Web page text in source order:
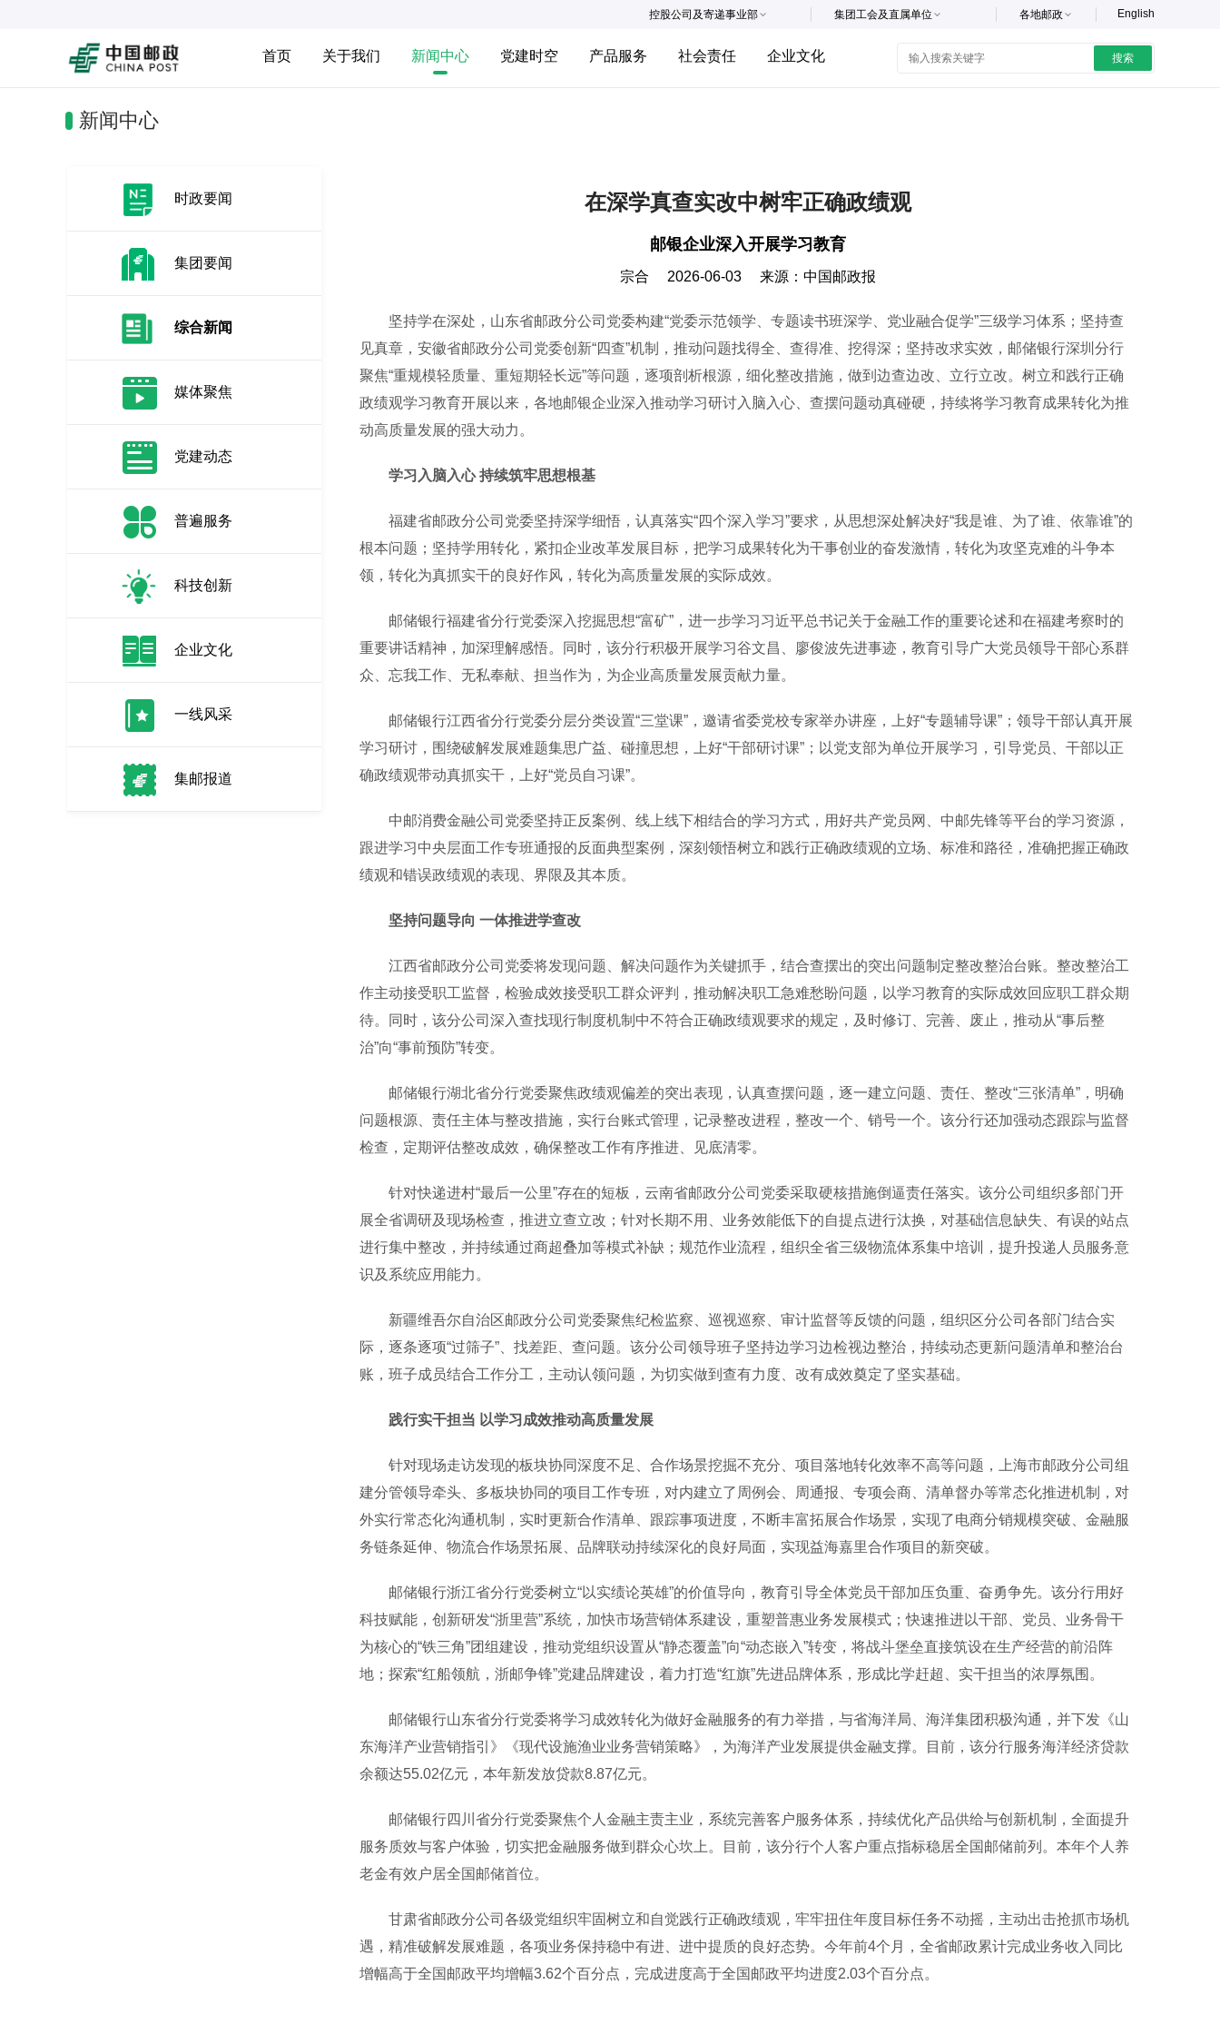
English
各地邮政
集团工会及直属单位
控股公司及寄递事业部
首页 关于我们 新闻中心 党建时空 产品服务 社会责任 企业文化 搜索
新闻中心
时政要闻
集团要闻
综合新闻
媒体聚焦
党建动态
普遍服务
科技创新
企业文化
一线风采
集邮报道
在深学真查实改中树牢正确政绩观
邮银企业深入开展学习教育
宗合 2026-06-03 来源： 中国邮政报
坚持学在深处，山东省邮政分公司党委构建“党委示范领学、专题读书班深学、党业融合促学”三级学习体系；坚持查
见真章，安徽省邮政分公司党委创新“四查”机制，推动问题找得全、查得准、挖得深；坚持改求实效，邮储银行深圳分行
聚焦“重规模轻质量、重短期轻长远”等问题，逐项剖析根源，细化整改措施，做到边查边改、立行立改。树立和践行正确
政绩观学习教育开展以来，各地邮银企业深入推动学习研讨入脑入心、查摆问题动真碰硬，持续将学习教育成果转化为推
动高质量发展的强大动力。
学习入脑入心 持续筑牢思想根基
福建省邮政分公司党委坚持深学细悟，认真落实“四个深入学习”要求，从思想深处解决好“我是谁、为了谁、依靠谁”的
根本问题；坚持学用转化，紧扣企业改革发展目标，把学习成果转化为干事创业的奋发激情，转化为攻坚克难的斗争本
领，转化为真抓实干的良好作风，转化为高质量发展的实际成效。
邮储银行福建省分行党委深入挖掘思想“富矿”，进一步学习习近平总书记关于金融工作的重要论述和在福建考察时的
重要讲话精神，加深理解感悟。同时，该分行积极开展学习谷文昌、廖俊波先进事迹，教育引导广大党员领导干部心系群
众、忘我工作、无私奉献、担当作为，为企业高质量发展贡献力量。
邮储银行江西省分行党委分层分类设置“三堂课”，邀请省委党校专家举办讲座，上好“专题辅导课”；领导干部认真开展
学习研讨，围绕破解发展难题集思广益、碰撞思想，上好“干部研讨课”；以党支部为单位开展学习，引导党员、干部以正
确政绩观带动真抓实干，上好“党员自习课”。
中邮消费金融公司党委坚持正反案例、线上线下相结合的学习方式，用好共产党员网、中邮先锋等平台的学习资源，
跟进学习中央层面工作专班通报的反面典型案例，深刻领悟树立和践行正确政绩观的立场、标准和路径，准确把握正确政
绩观和错误政绩观的表现、界限及其本质。
坚持问题导向 一体推进学查改
江西省邮政分公司党委将发现问题、解决问题作为关键抓手，结合查摆出的突出问题制定整改整治台账。整改整治工
作主动接受职工监督，检验成效接受职工群众评判，推动解决职工急难愁盼问题，以学习教育的实际成效回应职工群众期
待。同时，该分公司深入查找现行制度机制中不符合正确政绩观要求的规定，及时修订、完善、废止，推动从“事后整
治”向“事前预防”转变。
邮储银行湖北省分行党委聚焦政绩观偏差的突出表现，认真查摆问题，逐一建立问题、责任、整改“三张清单”，明确
问题根源、责任主体与整改措施，实行台账式管理，记录整改进程，整改一个、销号一个。该分行还加强动态跟踪与监督
检查，定期评估整改成效，确保整改工作有序推进、见底清零。
针对快递进村“最后一公里”存在的短板，云南省邮政分公司党委采取硬核措施倒逼责任落实。该分公司组织多部门开
展全省调研及现场检查，推进立查立改；针对长期不用、业务效能低下的自提点进行汰换，对基础信息缺失、有误的站点
进行集中整改，并持续通过商超叠加等模式补缺；规范作业流程，组织全省三级物流体系集中培训，提升投递人员服务意
识及系统应用能力。
新疆维吾尔自治区邮政分公司党委聚焦纪检监察、巡视巡察、审计监督等反馈的问题，组织区分公司各部门结合实
际，逐条逐项“过筛子”、找差距、查问题。该分公司领导班子坚持边学习边检视边整治，持续动态更新问题清单和整治台
账，班子成员结合工作分工，主动认领问题，为切实做到查有力度、改有成效奠定了坚实基础。
践行实干担当 以学习成效推动高质量发展
针对现场走访发现的板块协同深度不足、合作场景挖掘不充分、项目落地转化效率不高等问题，上海市邮政分公司组
建分管领导牵头、多板块协同的项目工作专班，对内建立了周例会、周通报、专项会商、清单督办等常态化推进机制，对
外实行常态化沟通机制，实时更新合作清单、跟踪事项进度，不断丰富拓展合作场景，实现了电商分销规模突破、金融服
务链条延伸、物流合作场景拓展、品牌联动持续深化的良好局面，实现益海嘉里合作项目的新突破。
邮储银行浙江省分行党委树立“以实绩论英雄”的价值导向，教育引导全体党员干部加压负重、奋勇争先。该分行用好
科技赋能，创新研发“浙里营”系统，加快市场营销体系建设，重塑普惠业务发展模式；快速推进以干部、党员、业务骨干
为核心的“铁三角”团组建设，推动党组织设置从“静态覆盖”向“动态嵌入”转变，将战斗堡垒直接筑设在生产经营的前沿阵
地；探索“红船领航，浙邮争锋”党建品牌建设，着力打造“红旗”先进品牌体系，形成比学赶超、实干担当的浓厚氛围。
邮储银行山东省分行党委将学习成效转化为做好金融服务的有力举措，与省海洋局、海洋集团积极沟通，并下发《山
东海洋产业营销指引》《现代设施渔业业务营销策略》，为海洋产业发展提供金融支撑。目前，该分行服务海洋经济贷款
余额达55.02亿元，本年新发放贷款8.87亿元。
邮储银行四川省分行党委聚焦个人金融主责主业，系统完善客户服务体系，持续优化产品供给与创新机制，全面提升
服务质效与客户体验，切实把金融服务做到群众心坎上。目前，该分行个人客户重点指标稳居全国邮储前列。本年个人养
老金有效户居全国邮储首位。
甘肃省邮政分公司各级党组织牢固树立和自觉践行正确政绩观，牢牢扭住年度目标任务不动摇，主动出击抢抓市场机
遇，精准破解发展难题，各项业务保持稳中有进、进中提质的良好态势。今年前4个月，全省邮政累计完成业务收入同比
增幅高于全国邮政平均增幅3.62个百分点，完成进度高于全国邮政平均进度2.03个百分点。